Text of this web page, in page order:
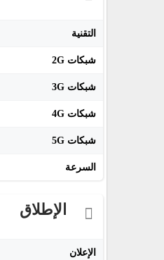
التقنية
شبكات 2G
شبكات 3G
شبكات 4G
شبكات 5G
السرعة
الإطلاق
الإعلان